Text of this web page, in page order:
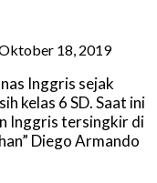
18, 2019
Inggris sejak
kelas 6 SD. Saat ini
Inggris tersingkir di
Diego Armando